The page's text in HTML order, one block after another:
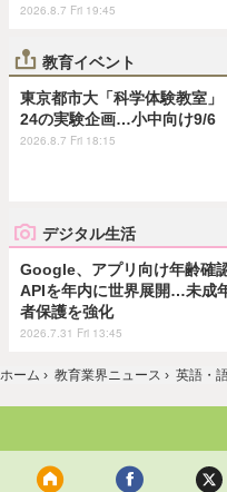
2026.8.7 Fri 19:45
教育イベント
東京都市大「科学体験教室」
24の実験企画…小中向け9/6
2026.8.7 Fri 18:15
デジタル生活
Google、アプリ向け年齢確
APIを年内に世界展開…未成
者保護を強化
2026.7.31 Fri 13:45
ホーム › 教育業界ニュース › 英語・